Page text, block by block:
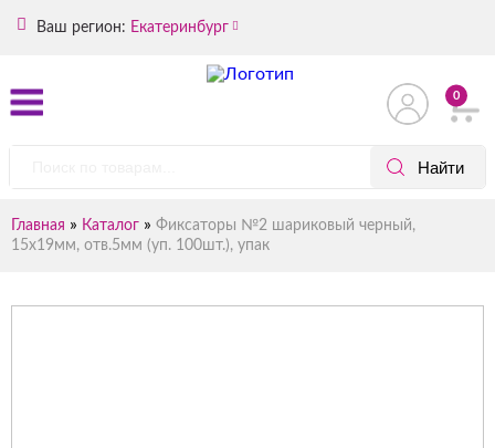
Ваш регион: Екатеринбург
0
Главная » Каталог » Фиксаторы №2 шариковый черный,
15х19мм, отв.5мм (уп. 100шт.), упак